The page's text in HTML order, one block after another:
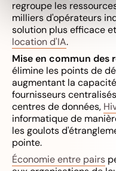
regroupe les
milliers d'opérateurs
solution plus efficace
location d'IA.
Mise en commun des
élimine les points de
augmentant la
fournisseurs
centres de données,
informatique de
les goulots
pointe.
Économie entre pairs